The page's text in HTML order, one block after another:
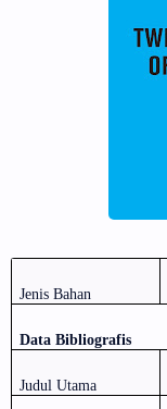
Jenis Bahan
Data Bibliografis
Judul Utama